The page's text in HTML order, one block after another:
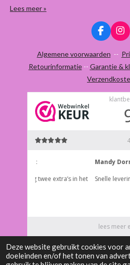
Deze website gebruikt cookies voor
doeleinden en/of het tonen van
Lees meer »
F
a
c
b
o
I
n
s
a
g
a
Algemene voorwaarden --
Retourinformatie-- Garantie &
© 2024 Eye on Beauty